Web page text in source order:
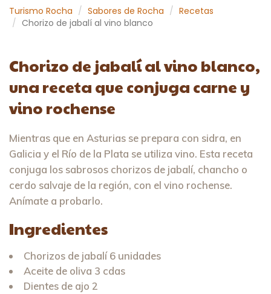
Turismo Rocha Sabores de Rocha
Recetas
Chorizo de jabalí al vino blanco
Chorizo de jabalí al vino blanco,
una receta que conjuga carne y
vino rochense
Mientras que en Asturias se prepara con sidra, en
Galicia y el Río de la Plata se utiliza vino. Esta receta
conjuga los sabrosos chorizos de jabalí, chancho o
cerdo salvaje de la región, con el vino rochense.
Anímate a probarlo.
Ingredientes
Chorizos de jabalí 6 unidades
Aceite de oliva 3 cdas
Dientes de ajo 2